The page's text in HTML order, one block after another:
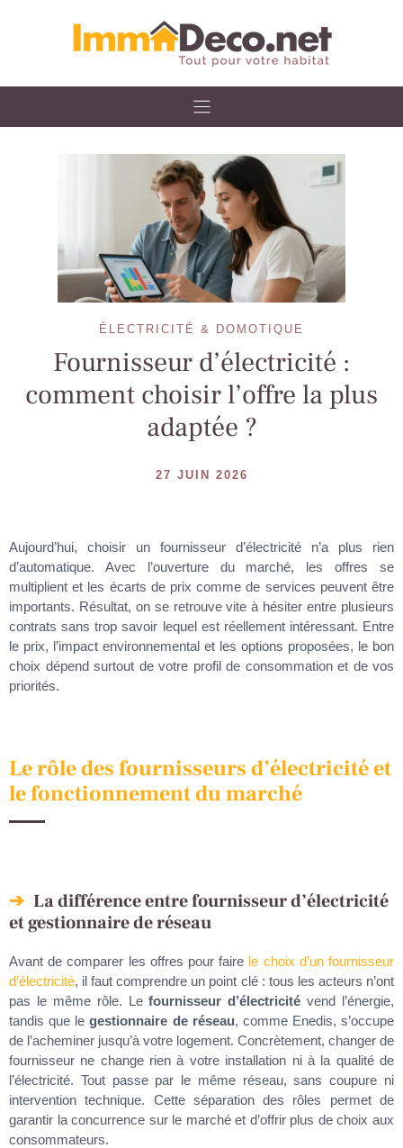
ÉLECTRICITÉ & DOMOTIQUE
Fournisseur d’électricité :
comment choisir l’offre la plus
adaptée ?
27 JUIN 2026
Aujourd’hui, choisir un fournisseur d’électricité n’a plus rien
d’automatique. Avec l’ouverture du marché, les offres se
multiplient et les écarts de prix comme de services peuvent être
importants. Résultat, on se retrouve vite à hésiter entre plusieurs
contrats sans trop savoir lequel est réellement intéressant. Entre
le prix, l’impact environnemental et les options proposées, le bon
choix dépend surtout de votre profil de consommation et de vos
priorités.
Le rôle des fournisseurs d’électricité et
le fonctionnement du marché
La différence entre fournisseur d’électricité
et gestionnaire de réseau
Avant de comparer les offres pour faire le choix d’un fournisseur
d’électricité, il faut comprendre un point clé : tous les acteurs n’ont
pas le même rôle. Lefournisseur d’électricité vend l’énergie,
tandis que legestionnaire de réseau, comme Enedis, s’occupe
de l’acheminer jusqu’à votre logement. Concrètement, changer de
fournisseur ne change rien à votre installation ni à la qualité de
l’électricité. Tout passe par le même réseau, sans coupure ni
intervention technique. Cette séparation des rôles permet de
garantir la concurrence sur le marché et d’offrir plus de choix aux
consommateurs.